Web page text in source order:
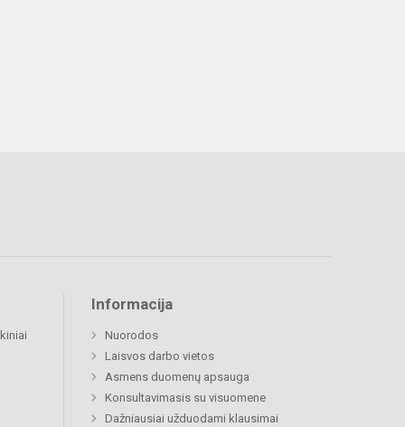
Informacija
Nuorodos
Laisvos darbo vietos
Asmens duomenų apsauga
Konsultavimasis su visuomene
Dažniausiai užduodami klausimai